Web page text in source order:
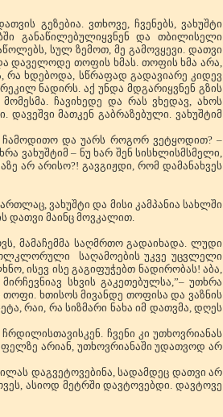
გეზებია. ვთხოვე, ჩვენებს, ვახუშტი
განაწილებულიყვნენ და თბილისელი
სულ ზემოთ, მე გამოვყევი. დათვი
დაველოდე თოფის ხმას. თოფის ხმა არა,
რა ხდებოდა, სწრაფად გადავიარე კიდევ
ნადირს. აქ უნდა მდგარიყვნენ გზის
ჩავიხედე და რას ვხედავ, ახოს
მათკენ გაბრაზებული. ვახუშტიმ
ჩამოდითო და უარს როგორ ვეტყოდით? –
ვახუშტიმ – ნუ ხარ შენ სისხლისმსმელი,
არ არისო?! გავგიჟდი, რომ დამანახვეს
ვახუშტი და მისი კამპანია სახლში
დათვი მაინც მოვკალით.
მამაჩემმა საღმრთო გადაიხადა. ლუდი
საღამოების უკვე უცვლელი
ისევ ისე გაგიფუჭებთ ნადირობას! აბა,
სხვის გაკეთებულსა,”– უთხრა
ხთისოს მივანდე თოფისა და ვაზნის
რაი, რა სიზმარი ნახა იმ დათვმა, დღეს
ჩვენი კი უთხოვრიანას
არიან, უთხოვრიანაში უდათვოდ არ
დაგვეტოვებინა, სადამდეც დათვი არ
ასიოდ მეტრში დავტოვებდი. დავტოვე